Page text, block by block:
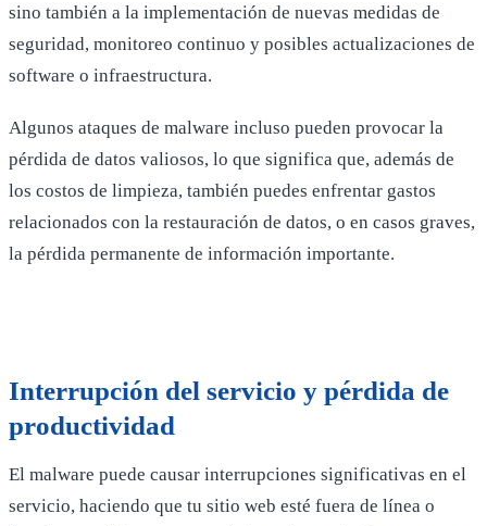
sino también a la implementación de nuevas medidas de
seguridad, monitoreo continuo y posibles actualizaciones de
software o infraestructura.
Algunos ataques de malware incluso pueden provocar la
pérdida de datos valiosos, lo que significa que, además de
los costos de limpieza, también puedes enfrentar gastos
relacionados con la restauración de datos, o en casos graves,
la pérdida permanente de información importante.
Interrupción del servicio y pérdida de
productividad
El malware puede causar interrupciones significativas en el
servicio, haciendo que tu sitio web esté fuera de línea o